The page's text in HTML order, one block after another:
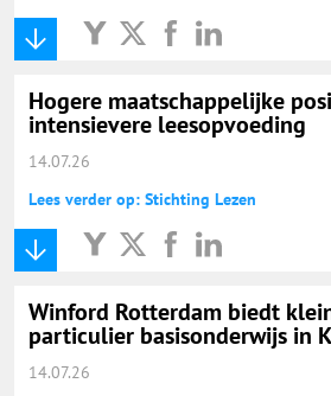
Hogere maatschappelijke
intensievere leesopvoeding
14.07.26
Lees verder op: Stichting Lezen
Winford Rotterdam biedt
particulier basisonderwijs in
14.07.26